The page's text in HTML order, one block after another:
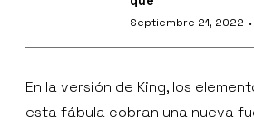
Septiembre 21, 2022 ·
En la versión de King, los
esta fábula cobran una nueva